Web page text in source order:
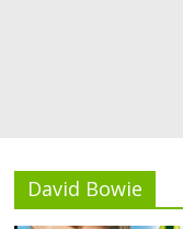
David Bowie